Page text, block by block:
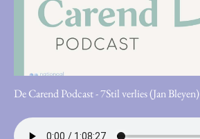
De Carend Podcast - 7Stil verlies (Jan Bleyen)